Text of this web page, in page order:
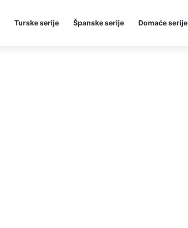
Turske serije Španske serije Domaće serije